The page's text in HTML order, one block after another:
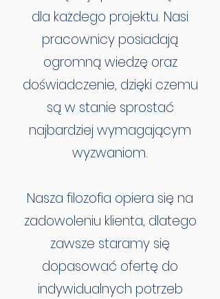
dla każdego projektu. Nasi
pracownicy posiadają
ogromną wiedzę oraz
doświadczenie, dzięki czemu
są w stanie sprostać
najbardziej wymagającym
wyzwaniom.
Nasza filozofia opiera się na
zadowoleniu klienta, dlatego
zawsze staramy się
dopasować ofertę do
indywidualnych potrzeb